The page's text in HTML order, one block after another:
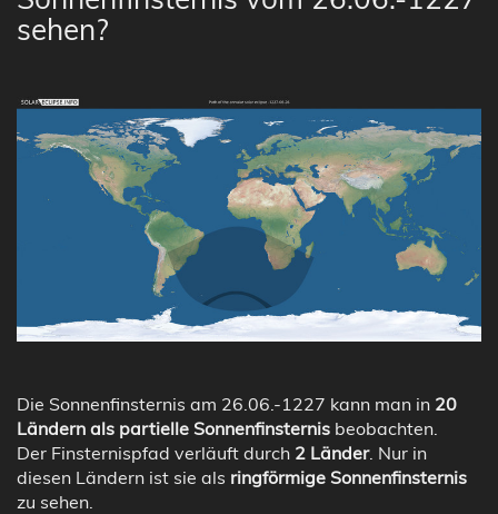
sehen?
Die Sonnenfinsternis am 26.06.-1227 kann man in 20
Ländern als partielle Sonnenfinsternis beobachten.
Der Finsternispfad verläuft durch 2 Länder. Nur in
diesen Ländern ist sie als ringförmige Sonnenfinsternis
zu sehen.